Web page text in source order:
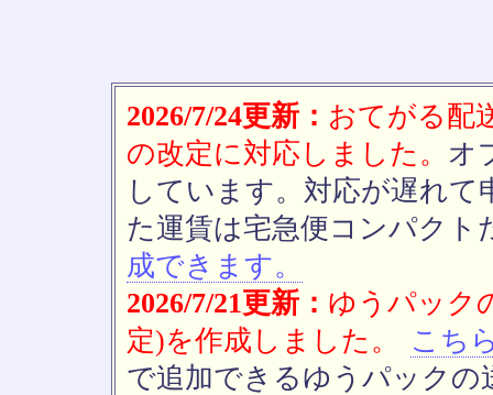
2026/7/24更新： おてがる配
の改定に対応しました。 オ
しています。対応が遅れ
た運賃は宅急便コンパクト
成できます。
2026/7/21更新： ゆうパック
定)を作成しました。
こち
で追加できるゆうパックの